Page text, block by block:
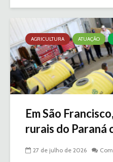
AGRICULTURA ATUAÇÃO
Em São
rurais do Paraná
27 de julho de 2026